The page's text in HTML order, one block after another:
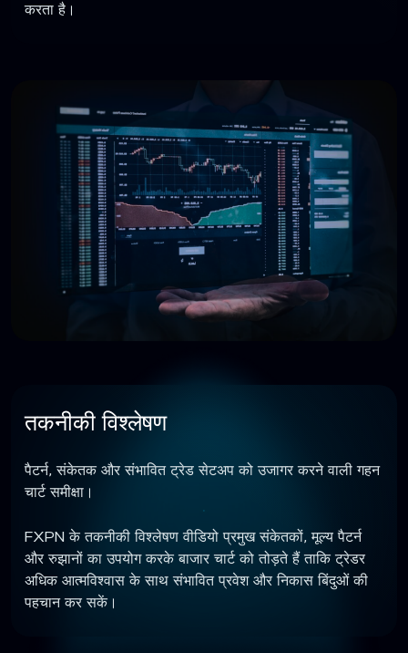
करता है।
तकनीकी विश्लेषण
पैटर्न, संकेतक और संभावित ट्रेड सेटअप को उजागर करने वाली गहन
चार्ट समीक्षा।
FXPN के तकनीकी विश्लेषण वीडियो प्रमुख संकेतकों, मूल्य पैटर्न
और रुझानों का उपयोग करके बाजार चार्ट को तोड़ते हैं ताकि ट्रेडर
अधिक आत्मविश्वास के साथ संभावित प्रवेश और निकास बिंदुओं की
पहचान कर सकें।